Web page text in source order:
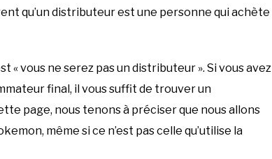
qu’un distributeur est une personne qui achète
vous ne serez pas un distributeur ». Si vous avez
final, il vous suffit de trouver un
page, nous tenons à préciser que nous allons
même si ce n’est pas celle qu’utilise la